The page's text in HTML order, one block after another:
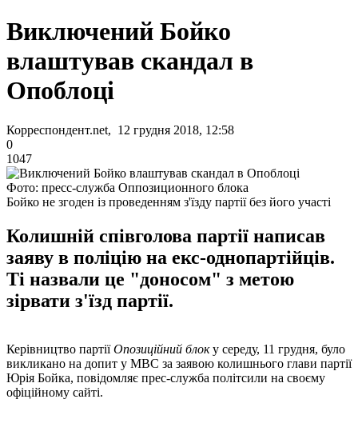
Виключений Бойко
влаштував скандал в
Опоблоці
Корреспондент.net, 12 грудня 2018, 12:58
0
1047
Фото: пресс-служба Оппозиционного блока
Бойко не згоден із проведенням з'їзду партії без його участі
Колишній співголова партії написав
заяву в поліцію на екс-однопартійців.
Ті назвали це "доносом" з метою
зірвати з'їзд партії.
Керівництво партіїОпозиційний блоку середу, 11 грудня, було
викликано на допит у МВС за заявою колишнього глави партії
Юрія Бойка, повідомляє прес-служба політсили на своєму
офіційному сайті.